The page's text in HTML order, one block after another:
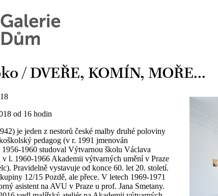
/ DVEŘE, KOMÍN, MOŘE...
od 16 hodin
je jeden z nestorů české malby druhé poloviny
pedagog (v r. 1991 jmenován
1960 studoval Výtvarnou školu Václava
v l. 1960-1966 Akademii výtvarných umění v Praze
Pravidelně vystavuje od konce 60. let 20. století.
12/15 Pozdě, ale přece. V letech 1969-1971
asistent na AVU v Praze u prof. Jana Smetany.